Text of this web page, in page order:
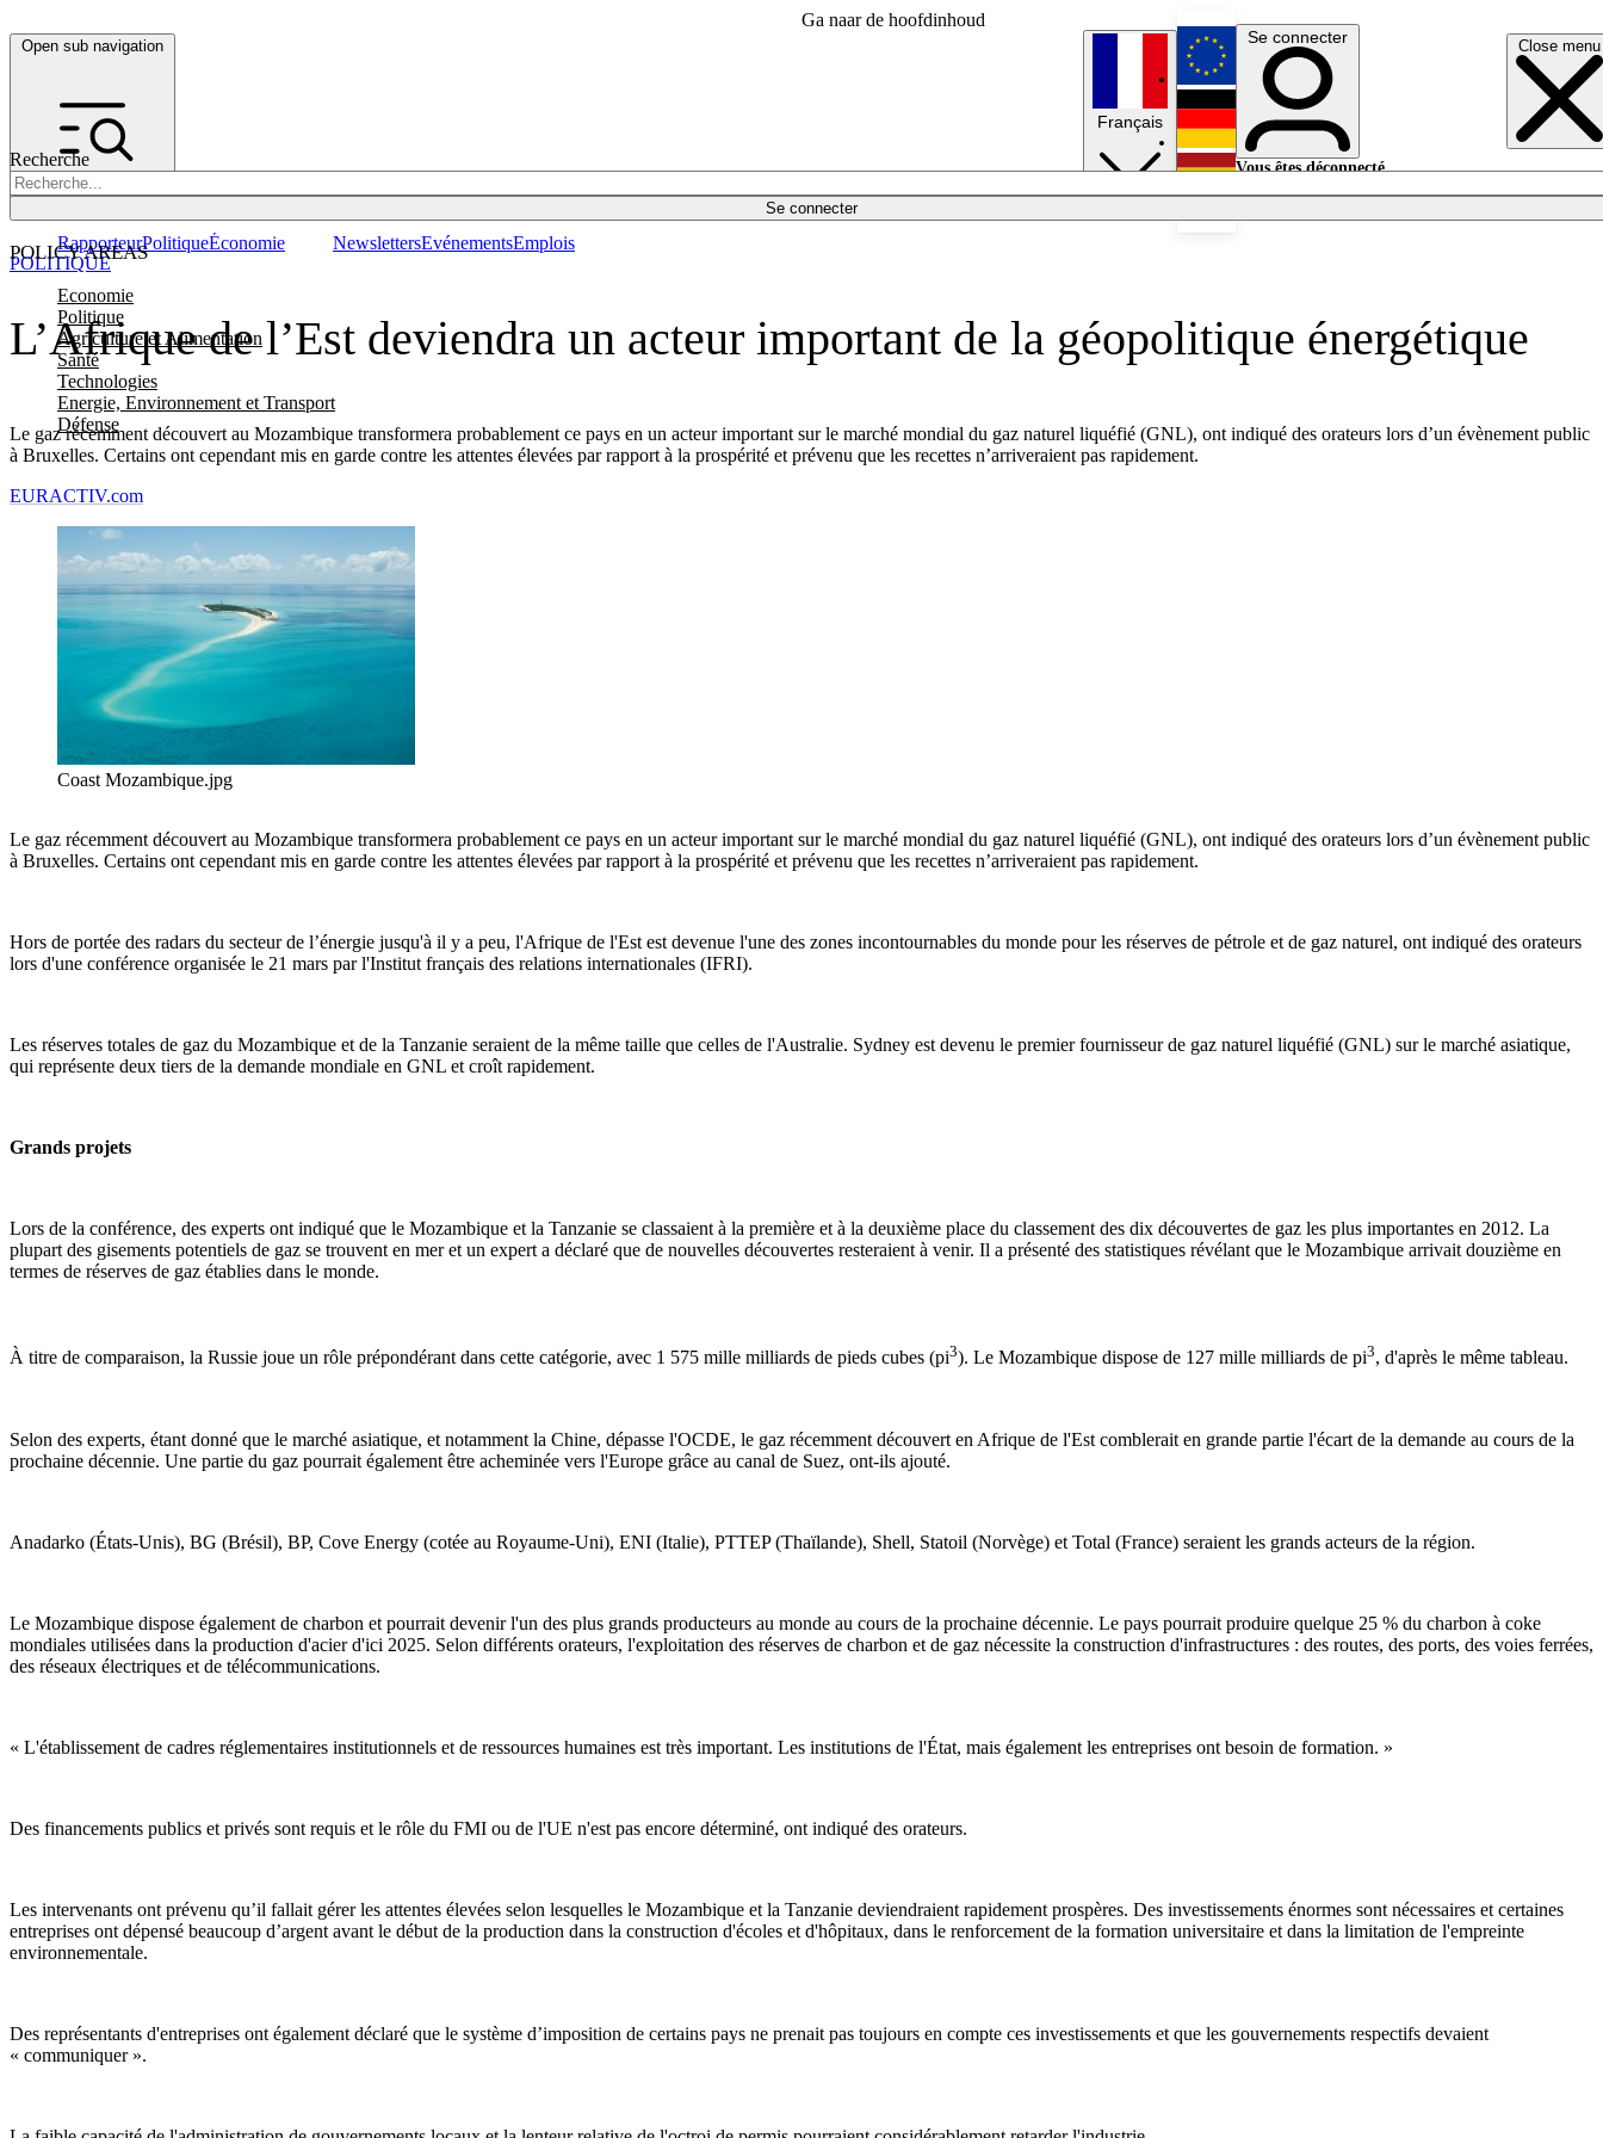
Ga naar de hoofdinhoud
Open sub navigation Close menu
Recherche
Se connecter
POLICY AREAS
Economie
Politique
Agriculture et Alimentation
Santé
Technologies
Energie, Environnement et Transport
Défense
RapporteurPolitiqueÉconomie NewslettersEvénementsEmplois
Français
English
Deutsch
Se connecter
Vous êtes déconnecté.
L’Afrique de l’Est deviendra un acteur important de la géopolitique énergétique
Le gaz récemment découvert au Mozambique transformera probablement ce pays en un acteur important sur le marché mondial du gaz naturel liquéfié (GNL), ont indiqué des orateurs lors d’un évènement public
à Bruxelles. Certains ont cependant mis en garde contre les attentes élevées par rapport à la prospérité et prévenu que les recettes n’arriveraient pas rapidement.
POLITIQUE
EURACTIV.com
Coast Mozambique.jpg
Le gaz récemment découvert au Mozambique transformera probablement ce pays en un acteur important sur le marché mondial du gaz naturel liquéfié (GNL), ont indiqué des orateurs lors d’un évènement public
à Bruxelles. Certains ont cependant mis en garde contre les attentes élevées par rapport à la prospérité et prévenu que les recettes n’arriveraient pas rapidement.
Hors de portée des radars du secteur de l’énergie jusqu'à il y a peu, l'Afrique de l'Est est devenue l'une des zones incontournables du monde pour les réserves de pétrole et de gaz naturel, ont indiqué des orateurs
lors d'une conférence organisée le 21 mars par l'Institut français des relations internationales (IFRI).
Les réserves totales de gaz du Mozambique et de la Tanzanie seraient de la même taille que celles de l'Australie. Sydney est devenu le premier fournisseur de gaz naturel liquéfié (GNL) sur le marché asiatique,
qui représente deux tiers de la demande mondiale en GNL et croît rapidement.
Grands projets
Lors de la conférence, des experts ont indiqué que le Mozambique et la Tanzanie se classaient à la première et à la deuxième place du classement des dix découvertes de gaz les plus importantes en 2012. La
plupart des gisements potentiels de gaz se trouvent en mer et un expert a déclaré que de nouvelles découvertes resteraient à venir. Il a présenté des statistiques révélant que le Mozambique arrivait douzième en
termes de réserves de gaz établies dans le monde.
À titre de comparaison, la Russie joue un rôle prépondérant dans cette catégorie, avec 1 575 mille milliards de pieds cubes (pi3). Le Mozambique dispose de 127 mille milliards de pi3, d'après le même tableau.
Selon des experts, étant donné que le marché asiatique, et notamment la Chine, dépasse l'OCDE, le gaz récemment découvert en Afrique de l'Est comblerait en grande partie l'écart de la demande au cours de la
prochaine décennie. Une partie du gaz pourrait également être acheminée vers l'Europe grâce au canal de Suez, ont-ils ajouté.
Anadarko (États-Unis), BG (Brésil), BP, Cove Energy (cotée au Royaume-Uni), ENI (Italie), PTTEP (Thaïlande), Shell, Statoil (Norvège) et Total (France) seraient les grands acteurs de la région.
Le Mozambique dispose également de charbon et pourrait devenir l'un des plus grands producteurs au monde au cours de la prochaine décennie. Le pays pourrait produire quelque 25 % du charbon à coke
mondiales utilisées dans la production d'acier d'ici 2025. Selon différents orateurs, l'exploitation des réserves de charbon et de gaz nécessite la construction d'infrastructures : des routes, des ports, des voies ferrées,
des réseaux électriques et de télécommunications.
« L'établissement de cadres réglementaires institutionnels et de ressources humaines est très important. Les institutions de l'État, mais également les entreprises ont besoin de formation. »
Des financements publics et privés sont requis et le rôle du FMI ou de l'UE n'est pas encore déterminé, ont indiqué des orateurs.
Les intervenants ont prévenu qu’il fallait gérer les attentes élevées selon lesquelles le Mozambique et la Tanzanie deviendraient rapidement prospères. Des investissements énormes sont nécessaires et certaines
entreprises ont dépensé beaucoup d’argent avant le début de la production dans la construction d'écoles et d'hôpitaux, dans le renforcement de la formation universitaire et dans la limitation de l'empreinte
environnementale.
Des représentants d'entreprises ont également déclaré que le système d’imposition de certains pays ne prenait pas toujours en compte ces investissements et que les gouvernements respectifs devaient
« communiquer ».